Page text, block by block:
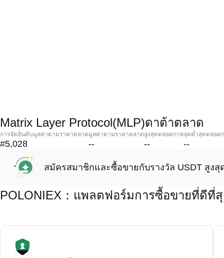
Matrix Layer Protocol(MLP)ดาต้าตลาด
การจัดอันดับมูลค่าตามราคาตลาด
#5,028
มูลค่าตามราคาตลาด
--
สูงสุดตลอดกาล
--
จุดต่ำสุดตลอด
--
สมัครสมาชิกและซื้อขายกับรางวัล USDT สูงสุ
POLONIEX：แพลตฟอร์มการซื้อขายที่ดีที่สุ